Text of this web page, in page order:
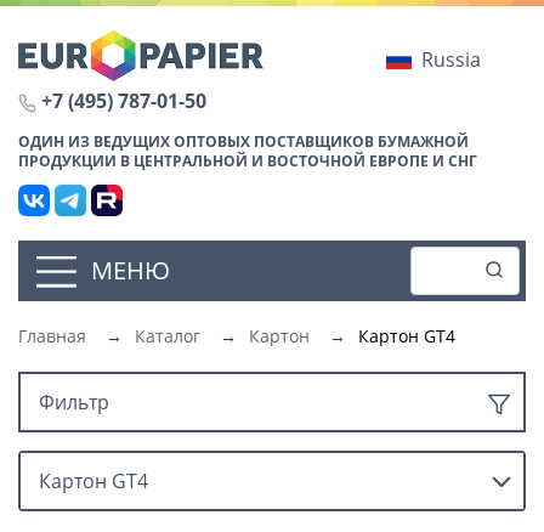
Russia
+7 (495) 787-01-50
ОДИН ИЗ ВЕДУЩИХ ОПТОВЫХ ПОСТАВЩИКОВ БУМАЖНОЙ
ПРОДУКЦИИ В ЦЕНТРАЛЬНОЙ И ВОСТОЧНОЙ ЕВРОПЕ И СНГ
МЕНЮ
Главная → Каталог → Картон → Картон GT4
Фильтр
Картон GT4